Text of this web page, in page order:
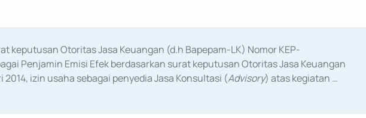
keputusan Otoritas Jasa Keuangan (d.h Bapepam-LK) Nomor KEP-
Penjamin Emisi Efek berdasarkan surat keputusan Otoritas Jasa Keuangan
izin usaha sebagai penyedia Jasa Konsultasi (Advisory) atas kegiatan